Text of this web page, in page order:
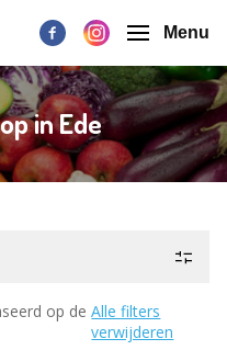
Menu
in Ede
op de Alle filters
verwijderen